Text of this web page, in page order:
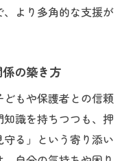
より多角的な支援が
の築き方
もや保護者との信頼
識を持ちつつも、押
る」という寄り添い